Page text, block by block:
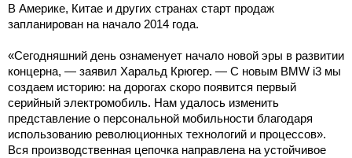
В Америке, Китае и других странах старт продаж
запланирован на начало 2014 года.
«Сегодняшний день ознаменует начало новой эры в развитии
концерна, — заявил Харальд Крюгер. — С новым BMW i3 мы
создаем историю: на дорогах скоро появится первый
серийный электромобиль. Нам удалось изменить
представление о персональной мобильности благодаря
использованию революционных технологий и процессов».
Вся производственная цепочка направлена на устойчивое